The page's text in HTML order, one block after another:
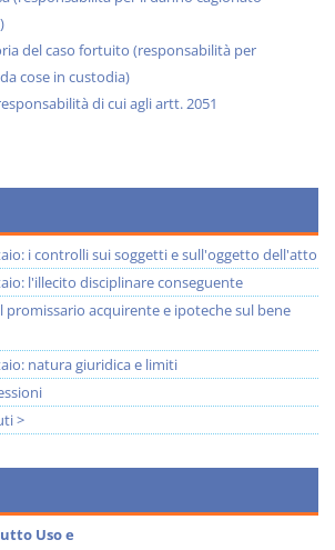
del caso fortuito (responsabilità per
cose in custodia)
di cui agli artt. 2051
i controlli sui soggetti e sull'oggetto dell'atto
l'illecito disciplinare conseguente
acquirente e ipoteche sul bene
natura giuridica e limiti
>
Uso e